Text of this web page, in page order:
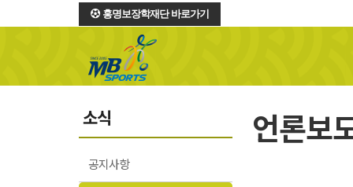
홍명보장학재단 바로가기
소식
공지사항
언론보